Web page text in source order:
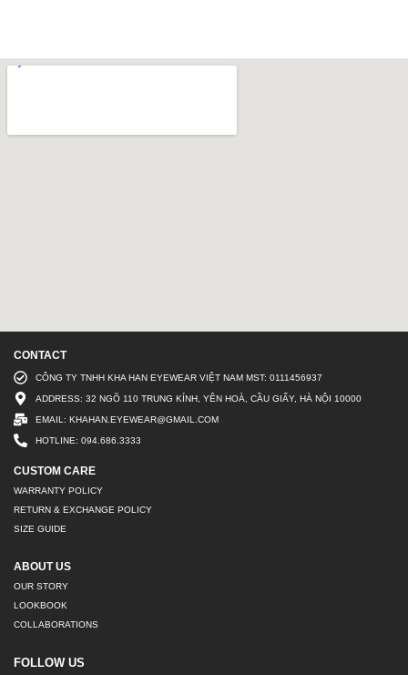
CONTACT
CÔNG TY TNHH KHA HAN EYEWEAR VIỆT NAM MST: 0111456937
ADDRESS: 32 NGÕ 110 TRUNG KÍNH, YÊN HOÀ, CẦU GIẤY, HÀ NỘI 10000
EMAIL: KHAHAN.EYEWEAR@GMAIL.COM
HOTLINE: 094.686.3333
CUSTOM CARE
WARRANTY POLICY
RETURN & EXCHANGE POLICY
SIZE GUIDE
ABOUT US
OUR STORY
LOOKBOOK
COLLABORATIONS
FOLLOW US